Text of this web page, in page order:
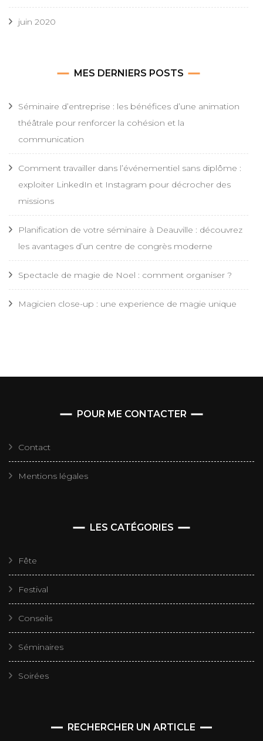
juin 2020
MES DERNIERS POSTS
Séminaire d’entreprise : les bénéfices d’une animation
théâtrale pour renforcer la cohésion et la
communication
Comment travailler dans l’événementiel sans diplôme :
exploiter LinkedIn et Instagram pour décrocher des
missions
Planification de votre séminaire à Deauville : découvrez
les avantages d’un centre de congrès moderne
Spectacle de magie de Noel : comment organiser ?
Magicien close-up : une experience de magie unique
POUR ME CONTACTER
Contact
Mentions légales
LES CATÉGORIES
Fête
Festival
Conseils
Séminaires
Soirées
RECHERCHER UN ARTICLE